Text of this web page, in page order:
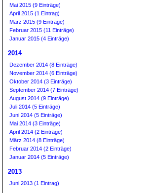
Mai 2015 (9 Einträge)
April 2015 (1 Eintrag)
März 2015 (9 Einträge)
Februar 2015 (11 Einträge)
Januar 2015 (4 Einträge)
2014
Dezember 2014 (8 Einträge)
November 2014 (6 Einträge)
Oktober 2014 (3 Einträge)
September 2014 (7 Einträge)
August 2014 (9 Einträge)
Juli 2014 (5 Einträge)
Juni 2014 (5 Einträge)
Mai 2014 (3 Einträge)
April 2014 (2 Einträge)
März 2014 (8 Einträge)
Februar 2014 (2 Einträge)
Januar 2014 (5 Einträge)
2013
Juni 2013 (1 Eintrag)